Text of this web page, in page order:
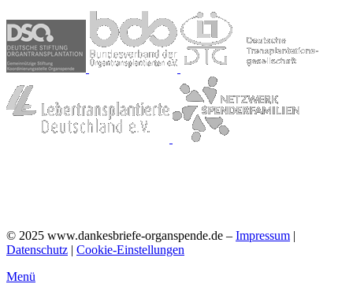
© 2025 www.dankesbriefe-organspende.de – Impressum
Datenschutz
Cookie-Einstellungen
Menü